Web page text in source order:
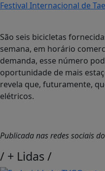
Festival Internacional de
São seis bicicletas
semana, em horário
demanda, esse número
oportunidade de mais
revela que, futuramente,
elétricos.
Publicada nas redes sociais
/ + Lidas /